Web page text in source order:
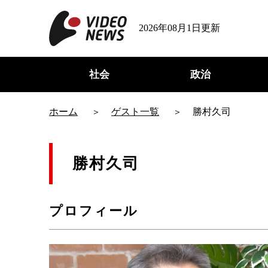
2026年08月1日更新
社会 政治
ホーム ゲスト一覧 勝村久司
勝村久司
プロフィール